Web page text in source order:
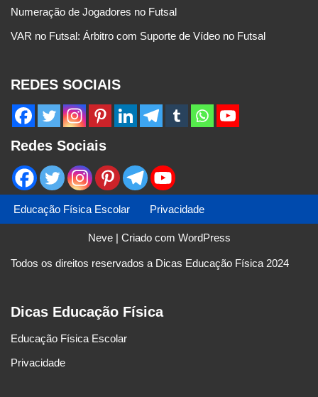
Numeração de Jogadores no Futsal
VAR no Futsal: Árbitro com Suporte de Vídeo no Futsal
REDES SOCIAIS
Redes Sociais
Educação Física Escolar Privacidade
Neve| Criado com WordPress
Todos os direitos reservados a Dicas Educação Física 2024
Dicas Educação Física
Educação Física Escolar
Privacidade